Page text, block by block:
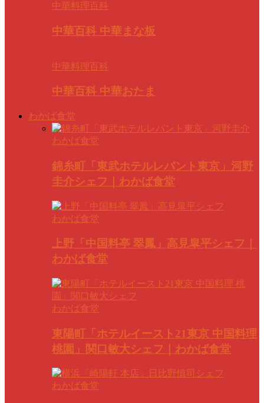
中華料理百科
中華百科 中華まな板
中華料理百科
中華百科 中華おたま
わかば食堂
わかば食堂
錦糸町「東武ホテルレバント東京」河野
圭介シェフ｜わかば食堂
わかば食堂
上野「中国料亭 翠鳳」高見皐平シェフ｜
わかば食堂
わかば食堂
東陽町「ホテルイースト21東京 中国料理
桃園」関口敏大シェフ｜わかば食堂
わかば食堂